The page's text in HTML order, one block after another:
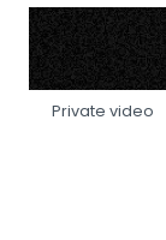
Private video